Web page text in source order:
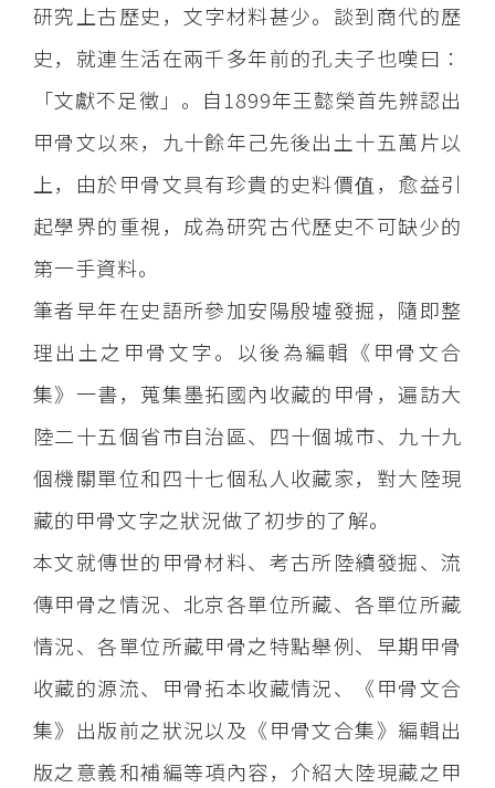
研究上古歷史，文字材料甚少。談到商代的歷
史，就連生活在兩千多年前的孔夫子也嘆曰：
「文獻不足徵」。自1899年王懿榮首先辨認出
甲骨文以來，九十餘年己先後出土十五萬片以
上，由於甲骨文具有珍貴的史料價值，愈益引
起學界的重視，成為研究古代歷史不可缺少的
第一手資料。
筆者早年在史語所參加安陽殷墟發掘，隨即整
理出土之甲骨文字。以後為編輯《甲骨文合
集》一書，蒐集墨拓國內收藏的甲骨，遍訪大
陸二十五個省市自治區、四十個城市、九十九
個機關單位和四十七個私人收藏家，對大陸現
藏的甲骨文字之狀況做了初步的了解。
本文就傳世的甲骨材料、考古所陸續發掘、流
傳甲骨之情況、北京各單位所藏、各單位所藏
情況、各單位所藏甲骨之特點舉例、早期甲骨
收藏的源流、甲骨拓本收藏情況、《甲骨文合
集》出版前之狀況以及《甲骨文合集》編輯出
版之意義和補編等項內容，介紹大陸現藏之甲